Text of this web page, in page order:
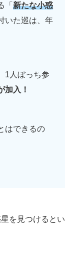
「 新たな小惑
いた巡は、年
1人ぼっち参
加入！
はできるの
を見つけるとい